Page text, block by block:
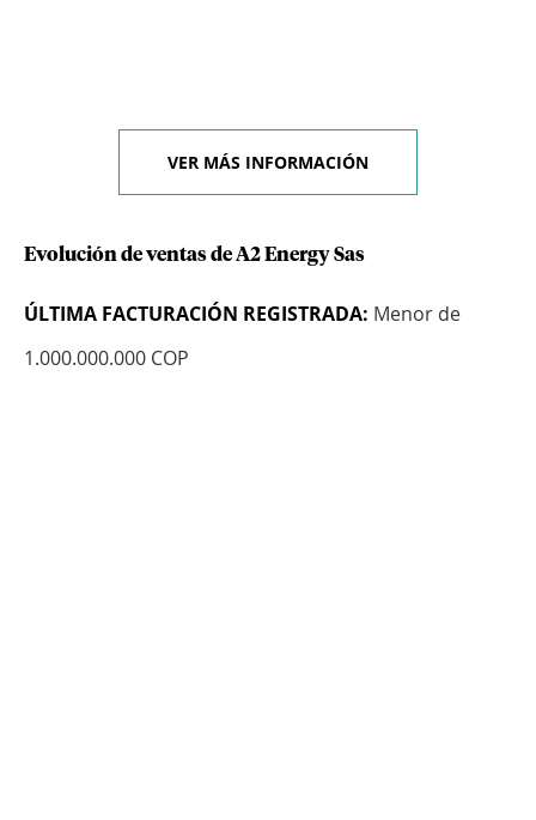
VER MÁS INFORMACIÓN
Evolución de ventas de A2 Energy Sas
ÚLTIMA FACTURACIÓN REGISTRADA: Menor de
1.000.000.000 COP